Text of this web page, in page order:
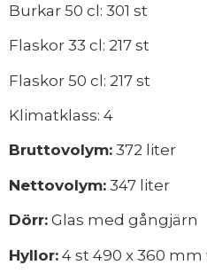
Burkar 50 cl: 301 st
Flaskor 33 cl: 217 st
Flaskor 50 cl: 217 st
Klimatklass: 4
Bruttovolym: 372 liter
Nettovolym: 347 liter
Dörr: Glas med gångjärn
Hyllor: 4 st 490 x 360